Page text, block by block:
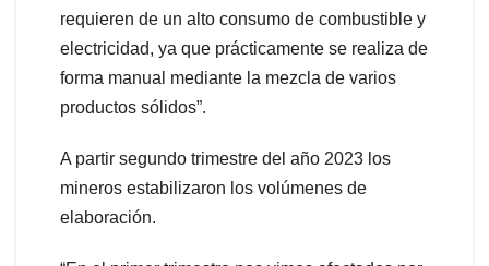
requieren de un alto consumo de combustible y
electricidad, ya que prácticamente se realiza de
forma manual mediante la mezcla de varios
productos sólidos”.
A partir segundo trimestre del año 2023 los
mineros estabilizaron los volúmenes de
elaboración.